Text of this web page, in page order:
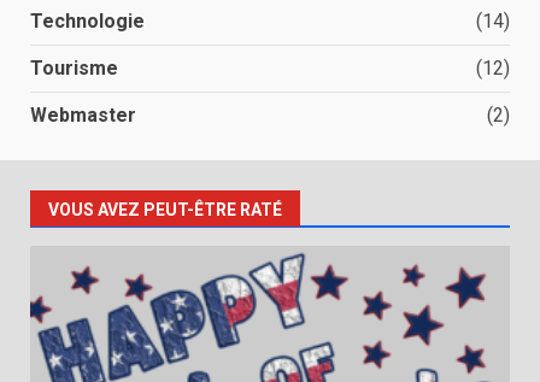
Technologie (14)
Tourisme (12)
Webmaster (2)
VOUS AVEZ PEUT-ÊTRE RATÉ